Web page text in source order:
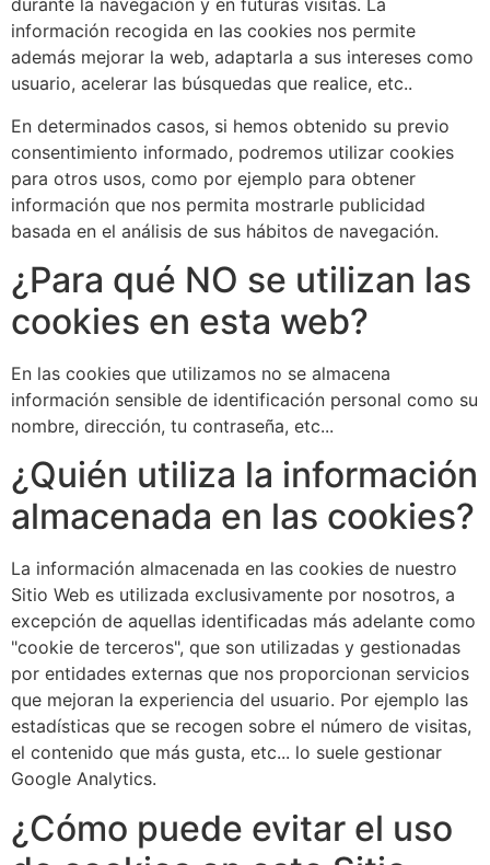
durante la navegación y en futuras visitas. La
información recogida en las cookies nos permite
además mejorar la web, adaptarla a sus intereses como
usuario, acelerar las búsquedas que realice, etc..
En determinados casos, si hemos obtenido su previo
consentimiento informado, podremos utilizar cookies
para otros usos, como por ejemplo para obtener
información que nos permita mostrarle publicidad
basada en el análisis de sus hábitos de navegación.
¿Para qué NO se utilizan las
cookies en esta web?
En las cookies que utilizamos no se almacena
información sensible de identificación personal como su
nombre, dirección, tu contraseña, etc...
¿Quién utiliza la información
almacenada en las cookies?
La información almacenada en las cookies de nuestro
Sitio Web es utilizada exclusivamente por nosotros, a
excepción de aquellas identificadas más adelante como
"cookie de terceros", que son utilizadas y gestionadas
por entidades externas que nos proporcionan servicios
que mejoran la experiencia del usuario. Por ejemplo las
estadísticas que se recogen sobre el número de visitas,
el contenido que más gusta, etc... lo suele gestionar
Google Analytics.
¿Cómo puede evitar el uso